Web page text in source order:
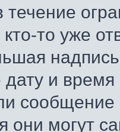
течение
то уже
дату и
они могут